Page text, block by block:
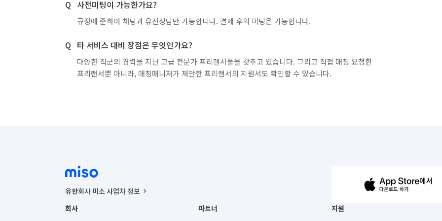
사전미팅이 가능한가요?
규정에 준하여 채팅과 유선상담만 가능합니다. 결제 후의 미팅은 가능합니다.
타 서비스 대비 장점은 무엇인가요?
다양한 직군의 경력을 지닌 고급 전문가 프리랜서풀을 갖추고 있습니다. 그리고 직접 매칭 요청한
프리랜서뿐 아니라, 매칭매니저가 제안한 프리랜서의 지원서도 확인할 수 있습니다.
유한회사 미소 사업자 정보
사업자등록번호 : 291-87-00271 | 인허가번호 : 2016-3220163-14-5-00019 |
통신판매신고번호 : 2024-서울종로-1400(공정거래위원회 정보) |
회사
파트너
지원